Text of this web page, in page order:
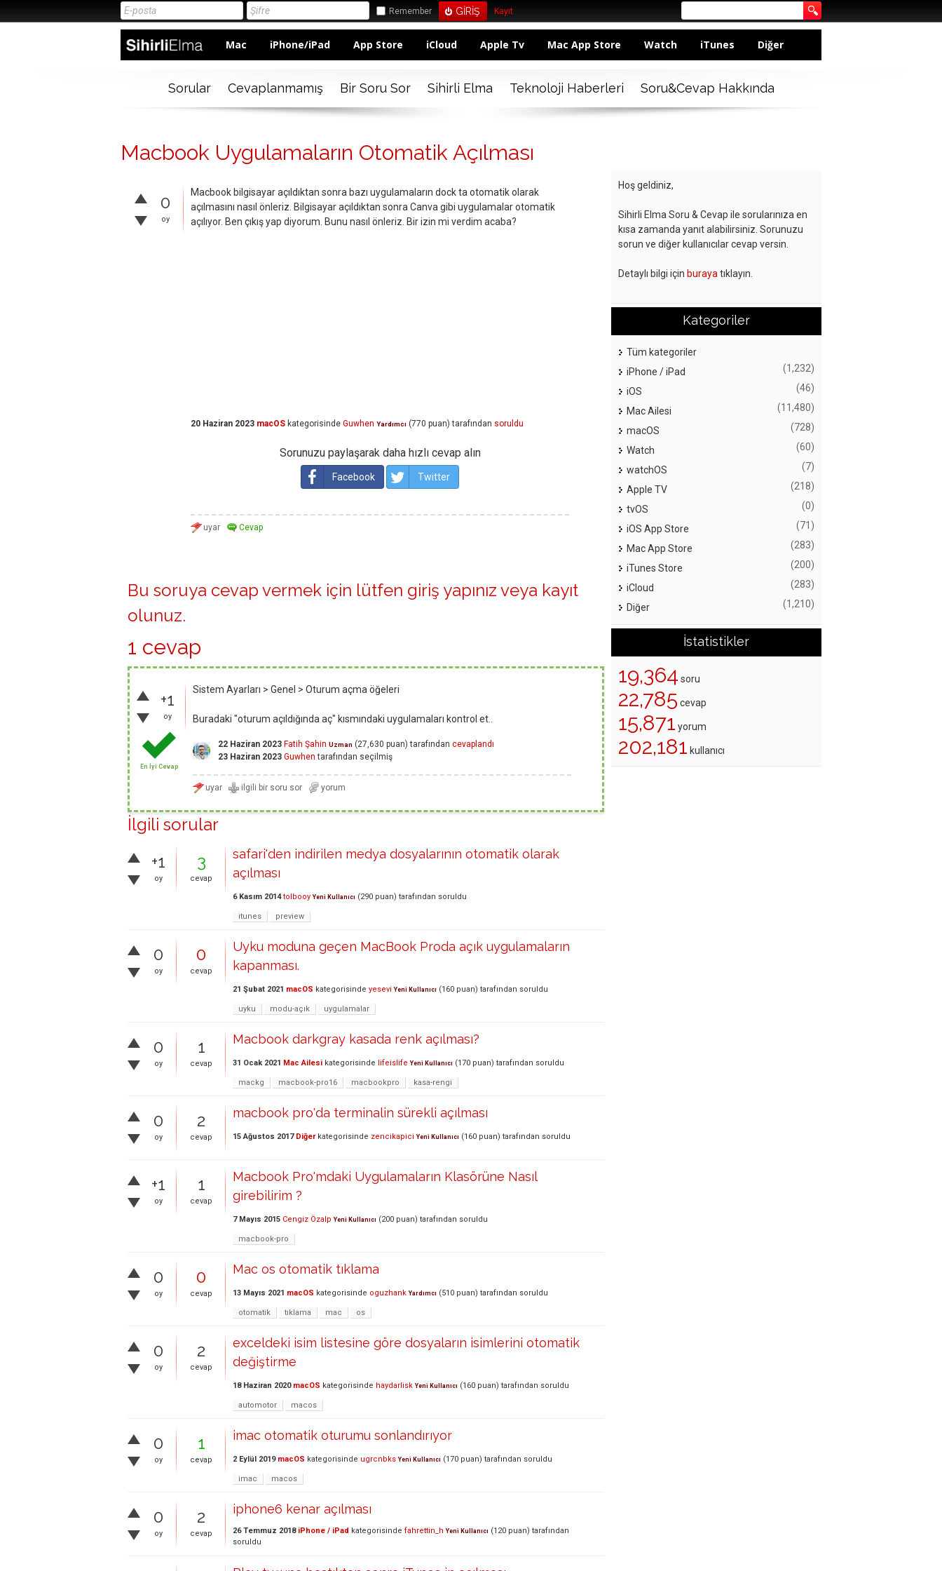
Remember Kayıt
Mac iPhone/iPad App Store iCloud Apple Tv Mac App Store Watch iTunes Diğer
Sorular Cevaplanmamış Bir Soru Sor Sihirli Elma Teknoloji Haberleri Soru&Cevap Hakkında
Macbook Uygulamaların Otomatik Açılması
0
oy
Macbook bilgisayar açıldıktan sonra bazı uygulamaların dock ta otomatik olarak
açılmasını nasıl önleriz. Bilgisayar açıldıktan sonra Canva gibi uygulamalar otomatik
açılıyor. Ben çıkış yap diyorum. Bunu nasıl önleriz. Bir izin mi verdim acaba?
20 Haziran 2023 macOS kategorisinde Guwhen Yardımcı (770 puan) tarafından soruldu
Sorunuzu paylaşarak daha hızlı cevap alın
Facebook Twitter
Bu soruya cevap vermek için lütfen giriş yapınız veya kayıt
olunuz.
1 cevap
+1
oy
En İyi Cevap
Sistem Ayarları > Genel > Oturum açma öğeleri
Buradaki "oturum açıldığında aç" kısmındaki uygulamaları kontrol et..
22 Haziran 2023 Fatih Şahin Uzman (27,630 puan) tarafından cevaplandı
23 Haziran 2023 Guwhen tarafından seçilmiş
İlgili sorular
+1
oy
3
cevap
safari'den indirilen medya dosyalarının otomatik olarak
açılması
6 Kasım 2014 tolbooy Yeni Kullanıcı (290 puan) tarafından soruldu
itunes preview
0
oy
0
cevap
Uyku moduna geçen MacBook Proda açık uygulamaların
kapanması.
21 Şubat 2021 macOS kategorisinde yesevi Yeni Kullanıcı (160 puan) tarafından soruldu
uyku modu-açık uygulamalar
0
oy
1
cevap
Macbook darkgray kasada renk açılması?
31 Ocak 2021 Mac Ailesi kategorisinde lifeislife Yeni Kullanıcı (170 puan) tarafından soruldu
mackg macbook-pro16 macbookpro kasa-rengi
0
oy
2
cevap
macbook pro'da terminalin sürekli açılması
15 Ağustos 2017 Diğerkategorisinde zencikapici Yeni Kullanıcı (160 puan) tarafından soruldu
+1
oy
1
cevap
Macbook Pro'mdaki Uygulamaların Klasörüne Nasıl
girebilirim ?
7 Mayıs 2015 Cengiz Özalp Yeni Kullanıcı (200 puan) tarafından soruldu
macbook-pro
0
oy
0
cevap
Mac os otomatik tıklama
13 Mayıs 2021 macOS kategorisinde oguzhank Yardımcı (510 puan) tarafından soruldu
otomatik tıklama mac os
0
oy
2
cevap
exceldeki isim listesine göre dosyaların isimlerini otomatik
değiştirme
18 Haziran 2020 macOS kategorisinde haydarlisk Yeni Kullanıcı (160 puan) tarafından soruldu
automotor macos
0
oy
1
cevap
imac otomatik oturumu sonlandırıyor
2 Eylül 2019 macOS kategorisinde ugrcnbks Yeni Kullanıcı (170 puan) tarafından soruldu
imac macos
0
oy
2
cevap
iphone6 kenar açılması
26 Temmuz 2018 iPhone / iPad kategorisinde fahrettin_h Yeni Kullanıcı (120 puan) tarafından
soruldu
Hoş geldiniz,
Sihirli Elma Soru & Cevap ile sorularınıza en
kısa zamanda yanıt alabilirsiniz. Sorunuzu
sorun ve diğer kullanıcılar cevap versin.
Detaylı bilgi için buraya tıklayın.
Kategoriler
Tüm kategoriler
iPhone / iPad
(1,232)
iOS (46)
Mac Ailesi (11,480)
macOS (728)
Watch (60)
watchOS (7)
Apple TV (218)
tvOS (0)
iOS App Store (71)
Mac App Store (283)
iTunes Store (200)
iCloud (283)
Diğer (1,210)
İstatistikler
19,364 soru
22,785 cevap
15,871 yorum
202,181 kullanıcı